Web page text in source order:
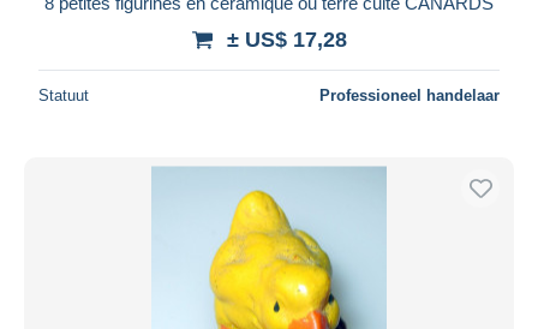
± US$ 17,28
Statuut Professioneel handelaar